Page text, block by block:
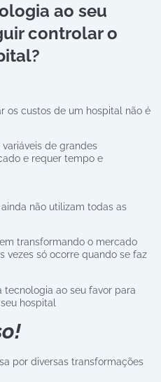
ao seu
controlar o
os custos de um hospital não é
de grandes
e requer tempo e
não utilizam todas as
transformando o mercado
vezes só ocorre quando se faz
tecnologia ao seu favor para
hospital
por diversas transformações